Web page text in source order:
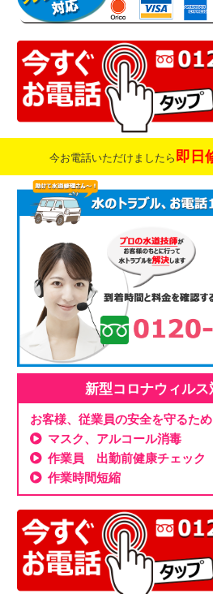
今お電話いただけましたら 即日
新型コロナウィルス
お客様、従業員の安全を守るた
マスク、アルコール消毒
作業員 出勤前健康チェック
作業時間短縮